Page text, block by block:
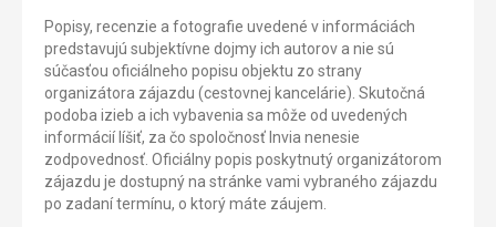
Popisy, recenzie a fotografie uvedené v informáciách
predstavujú subjektívne dojmy ich autorov a nie sú
súčasťou oficiálneho popisu objektu zo strany
organizátora zájazdu (cestovnej kancelárie). Skutočná
podoba izieb a ich vybavenia sa môže od uvedených
informácií líšiť, za čo spoločnosť Invia nenesie
zodpovednosť. Oficiálny popis poskytnutý organizátorom
zájazdu je dostupný na stránke vami vybraného zájazdu
po zadaní termínu, o ktorý máte záujem.